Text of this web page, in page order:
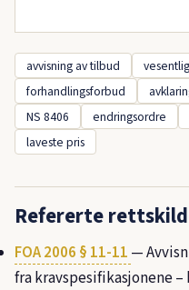
avvisning av tilbud
forhandlingsforbud
NS 8406
endringsordre
laveste pris
Refererte
FOA 2006 § 11-11 —
fra kravspesifikasjonene